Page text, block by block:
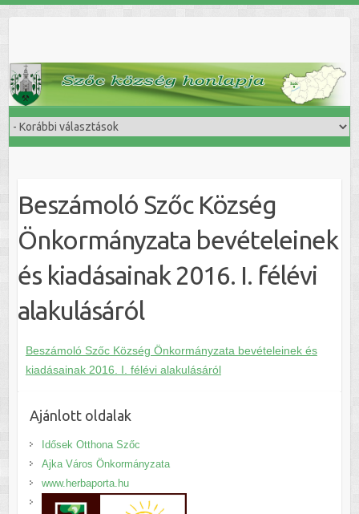
Beszámoló Szőc Község
Önkormányzata bevételeinek
és kiadásainak 2016. I. félévi
alakulásáról
Beszámoló Szőc Község Önkormányzata bevételeinek és
kiadásainak 2016. I. félévi alakulásáról
Ajánlott oldalak
Idősek Otthona Szőc
Ajka Város Önkormányzata
www.herbaporta.hu